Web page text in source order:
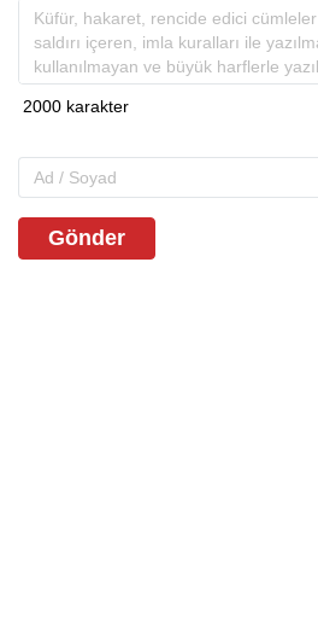
Gönder